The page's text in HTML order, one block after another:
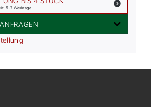
5-7 Werktage